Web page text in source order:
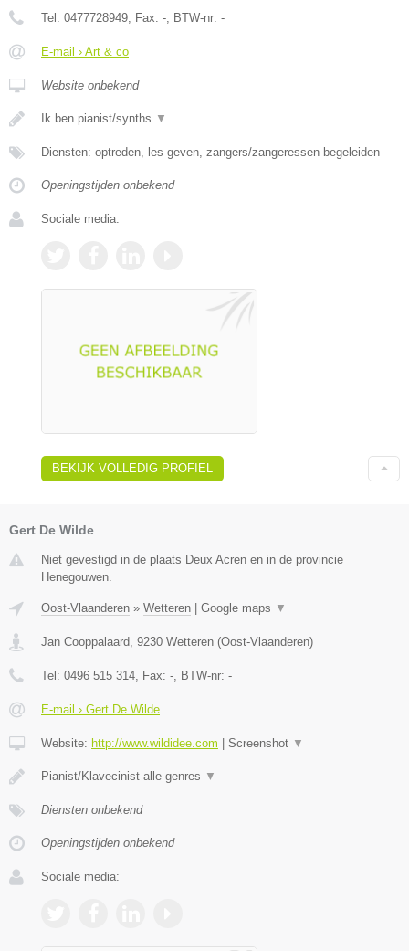
Tel: 0477728949 , Fax: - , BTW-nr: -
E-mail › Art & co
Website onbekend
Ik ben pianist/synths ▼
Diensten: optreden, les geven, zangers/zangeressen begeleiden
Openingstijden onbekend
Sociale media:
BEKIJK VOLLEDIG PROFIEL
Gert De Wilde
Niet gevestigd in de plaats Deux Acren en in de provincie
Henegouwen.
Oost-Vlaanderen » Wetteren | Google maps ▼
Jan Cooppalaard 9230 Wetteren (Oost-Vlaanderen)
Tel: 0496 515 314 , Fax: - , BTW-nr: -
E-mail › Gert De Wilde
Website: http://www.wildidee.com | Screenshot ▼
Pianist/Klavecinist alle genres ▼
Diensten onbekend
Openingstijden onbekend
Sociale media: